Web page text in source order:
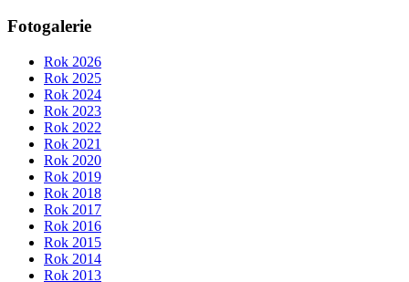
Fotogalerie
Rok 2026
Rok 2025
Rok 2024
Rok 2023
Rok 2022
Rok 2021
Rok 2020
Rok 2019
Rok 2018
Rok 2017
Rok 2016
Rok 2015
Rok 2014
Rok 2013